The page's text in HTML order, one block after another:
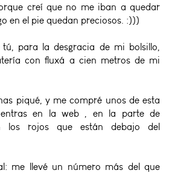
creí que no me iban a quedar
en el pie quedan preciosos. :)))
para la desgracia de mi bolsillo,
con fluxá a cien metros de mi
piqué, y me compré unos de esta
en la web , en la parte de
los rojos que están debajo del
me llevé un número más del que